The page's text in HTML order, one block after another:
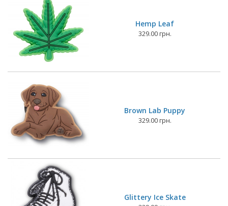
Hemp Leaf
329.00 грн.
Brown Lab Puppy
329.00 грн.
Glittery Ice Skate